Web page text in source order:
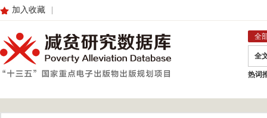
加入收藏
全
全
热词